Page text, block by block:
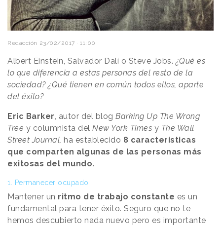
Redacción 23/02/2017 · 11:00
Albert Einstein, Salvador Dalí o Steve Jobs.¿Qué es
lo que diferencia a estas personas del resto de la
sociedad?¿Qué tienen en común todos ellos, aparte
del éxito?
Eric Barker, autor del blog Barking Up The Wrong
Tree y columnista del New York Times y The Wall
Street Journal, ha establecido 8 características
que comparten algunas de las personas más
exitosas del mundo.
1. Permanecer ocupado
Mantener un ritmo de trabajo constante es un
fundamental para tener éxito. Seguro que no te
hemos descubierto nada nuevo pero es importante